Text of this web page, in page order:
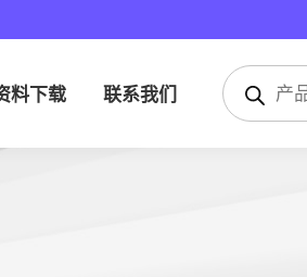
料下载 联系我们
搜
索
产
品